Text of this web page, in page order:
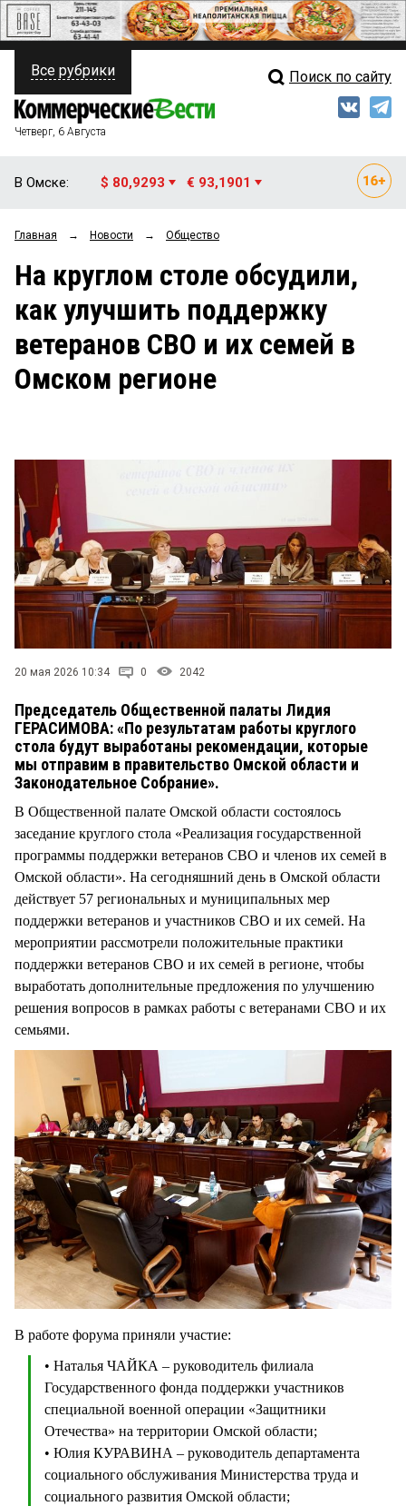
ПОЛИТИКА
ФИНАНСЫ
ОБЩЕСТВО
ЗАКОН
НОВОСТИ КОМПАНИЙ
Свежий выпуск
Рейтинги
Блоги
Архив
Все рубрики Поиск по сайту
Четверг, 6 Августа
В Омске: $ 80,9293 € 93,1901
Главная → Новости → Общество
На круглом столе обсудили,
как улучшить поддержку
ветеранов СВО и их семей в
Омском регионе
20 мая 2026 10:34 0 2042
Председатель Общественной палаты Лидия
ГЕРАСИМОВА: «По результатам работы круглого
стола будут выработаны рекомендации, которые
мы отправим в правительство Омской области и
Законодательное Собрание».
В Общественной палате Омской области состоялось
заседание круглого стола «Реализация государственной
программы поддержки ветеранов СВО и членов их семей в
Омской области». На сегодняшний день в Омской области
действует 57 региональных и муниципальных мер
поддержки ветеранов и участников СВО и их семей. На
мероприятии рассмотрели положительные практики
поддержки ветеранов СВО и их семей в регионе, чтобы
выработать дополнительные предложения по улучшению
решения вопросов в рамках работы с ветеранами СВО и их
семьями.
В работе форума приняли участие:
• Наталья ЧАЙКА – руководитель филиала
Государственного фонда поддержки участников
специальной военной операции «Защитники
Отечества» на территории Омской области;
• Юлия КУРАВИНА – руководитель департамента
социального обслуживания Министерства труда и
социального развития Омской области;